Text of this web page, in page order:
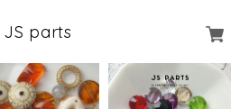
JS parts